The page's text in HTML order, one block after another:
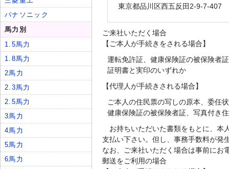
東京都品川区西五反田2-9-7-407
ご来社いただく場合
【ご本人が手続きをされる場合】
運転免許証、健康保険証の被保険者
証明書と実印のいずれか
【代理人が手続きされる場合】
ご本人の住民票の写しの原本、委任
健康保険証の被保険者証、写真付き
お持ちいただいた書類をもとに、本
支払い下さい。但し、事務手数料が発
なお、ご来社いただく場合は事前にお
郵送をご利用の場合